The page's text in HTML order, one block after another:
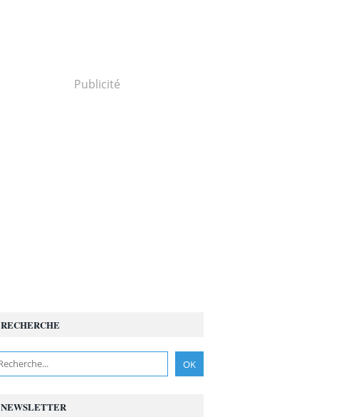
Publicité
NEWSLETTER
RECHERCHE